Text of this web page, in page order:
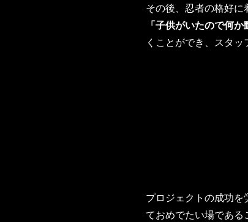
その後、忍者の格好に
「子供がいたので何
くことができ、スタッ
プロジェクトの成功
ておめでたい場である